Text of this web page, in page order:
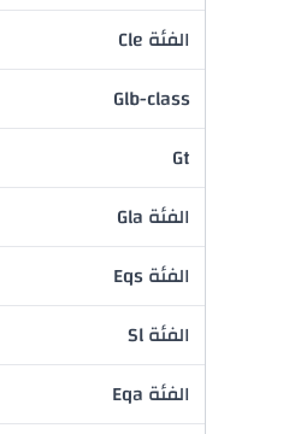
الفئة Cle
Glb-class
Gt
الفئة Gla
الفئة Eqs
الفئة Sl
الفئة Eqa